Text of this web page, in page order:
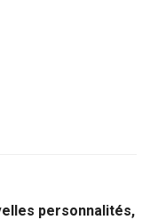
personnalités,